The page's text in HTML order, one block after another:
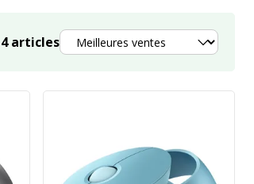
4 articlesTrier